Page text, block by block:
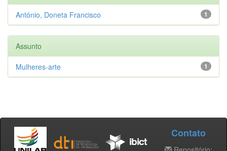
1
António, Doneta Francisco
Assunto
1
Mulheres-arte
Contato